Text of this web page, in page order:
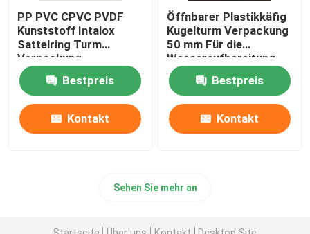
PP PVC CPVC PVDF
Kunststoff Intalox
Sattelring Turm
Verpackung
Bestpreis
Kontakt
Öffnbarer Plastikkäfig
Kugelturm Verpackung
50 mm Für die
Wasseraufbereitung
Bestpreis
Kontakt
Sehen Sie mehr an